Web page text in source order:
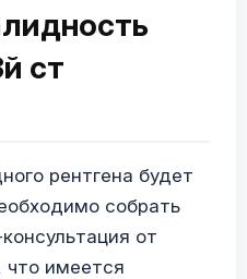
ст
рентгена будет
собрать
от
что имеется